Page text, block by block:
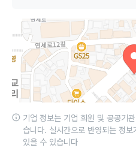
기업 정보는 기업 회원 및 공공기
습니다. 실시간으로 반영되는 정
있을 수 있습니다